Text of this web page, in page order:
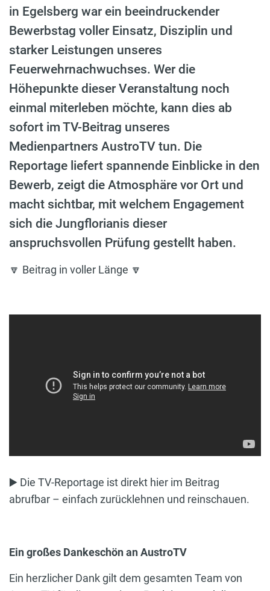
in Egelsberg war ein beeindruckender
Bewerbstag voller Einsatz, Disziplin und
starker Leistungen unseres
Feuerwehrnachwuchses. Wer die
Höhepunkte dieser Veranstaltung noch
einmal miterleben möchte, kann dies ab
sofort im TV-Beitrag unseres
Medienpartners AustroTV tun. Die
Reportage liefert spannende Einblicke in den
Bewerb, zeigt die Atmosphäre vor Ort und
macht sichtbar, mit welchem Engagement
sich die Jungflorianis dieser
anspruchsvollen Prüfung gestellt haben.
🔽 Beitrag in voller Länge 🔽
▶️ Die TV-Reportage ist direkt hier im Beitrag
abrufbar – einfach zurücklehnen und reinschauen.
Ein großes Dankeschön an AustroTV
Ein herzlicher Dank gilt dem gesamten Team von